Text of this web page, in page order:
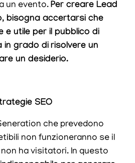
un evento. Per creare Lead
bisogna accertarsi che
e utile per il pubblico di
in grado dirisolvere un
un desiderio.
SEO
che prevedono
non funzioneranno se il
ha visitatori. In questo